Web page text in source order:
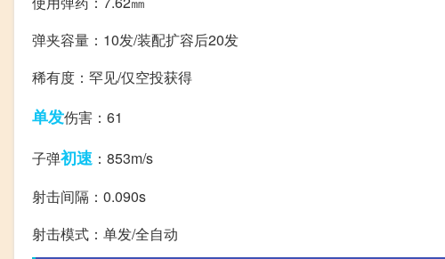
弹夹容量：10发/装配扩容后20发
稀有度：罕见/仅空投获得
单发伤害：61
子弹初速 ：853m/s
射击间隔：0.090s
射击模式：单发/全自动